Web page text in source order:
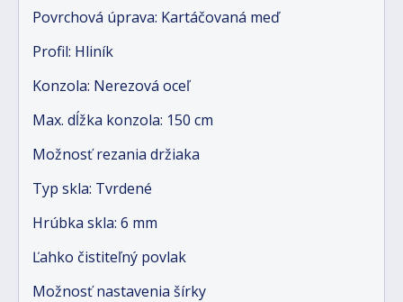
Povrchová úprava: Kartáčovaná meď
Profil: Hliník
Konzola: Nerezová oceľ
Max. dĺžka konzola: 150 cm
Možnosť rezania držiaka
Typ skla: Tvrdené
Hrúbka skla: 6 mm
Ľahko čistiteľný povlak
Možnosť nastavenia šírky